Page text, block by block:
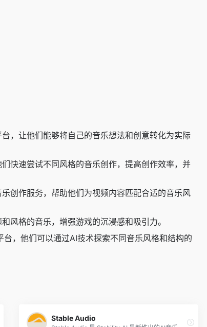
，让他们能够将自己的音乐想法和创意转化为实际
快速尝试不同风格的音乐创作，提高创作效率，并
创作服务，帮助他们为视频内容匹配合适的音乐风
风格的音乐，增强游戏的沉浸感和吸引力。
，他们可以通过AI技术探索不同音乐风格和结构的
Stable Audio